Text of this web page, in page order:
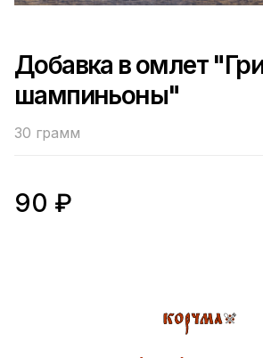
Добавка в омлет
шампиньоны"
30 грамм
90 ₽